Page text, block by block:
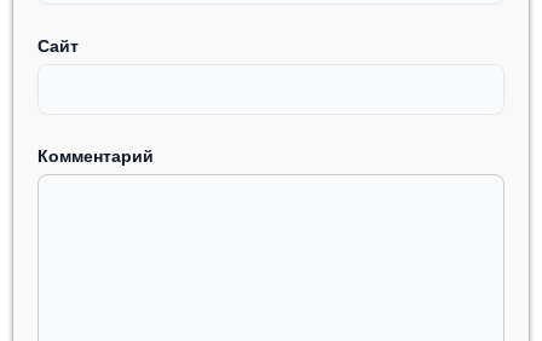
Сайт
Комментарий